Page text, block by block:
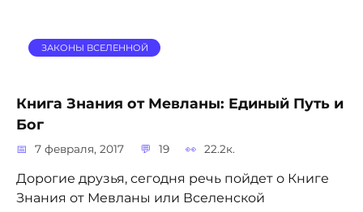
ЗАКОНЫ ВСЕЛЕННОЙ
Книга Знания от Мевланы: Единый Путь и
Бог
7 февраля, 2017 19 22.2к.
Дорогие друзья, сегодня речь пойдет о Книге
Знания от Мевланы или Вселенской